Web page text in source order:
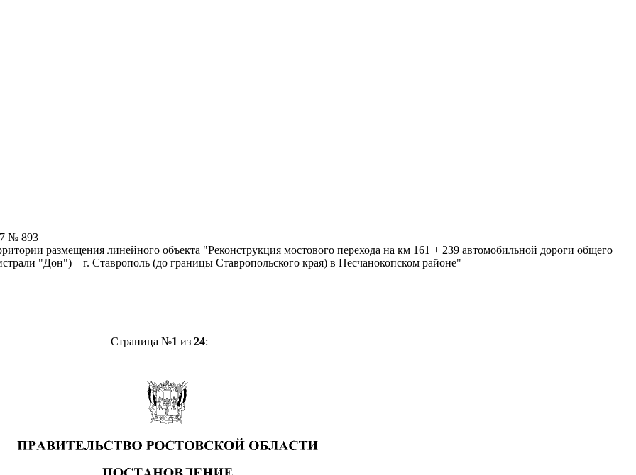
№ 893
размещения линейного объекта "Реконструкция мостового перехода на км 161 + 239 автомобильной дороги общего
"Дон") – г. Ставрополь (до границы Ставропольского края) в Песчанокопском районе"
Страница №1 из 24: